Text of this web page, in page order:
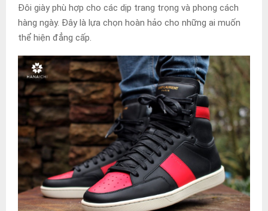
Đôi giày phù hợp cho các dịp trang trọng và phong cách
hàng ngày. Đây là lựa chọn hoàn hảo cho những ai muốn
thể hiện đẳng cấp.